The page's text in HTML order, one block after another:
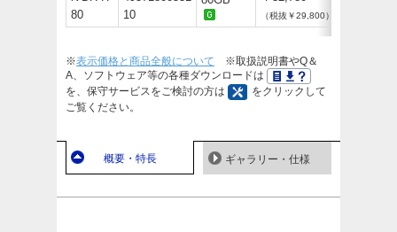
80
10
（税抜￥29,800）
※表示価格と商品全般について ※取扱説明書やQ＆
A、ソフトウェア等の各種ダウンロードは
を、保守サービスをご検討の方は
をクリックして
ご覧ください。
概要・特長 ギャラリー・仕様